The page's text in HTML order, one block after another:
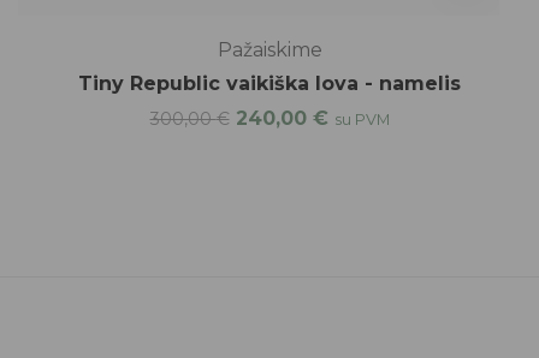
Pažaiskime
Tiny Republic vaikiška lova - namelis
300,00€ 240,00 € su PVM